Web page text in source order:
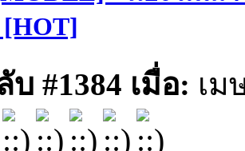
[HOT]
#1384 เมื่อ: เม